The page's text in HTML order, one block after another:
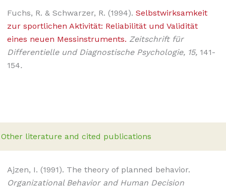
Fuchs, R. & Schwarzer, R. (1994). Selbstwirksamkeit
zur sportlichen Aktivität: Reliabilität und Validität
eines neuen Messinstruments. Zeitschrift für
Differentielle und Diagnostische Psychologie, 15, 141-
154.
Other literature and cited publications
Ajzen, I. (1991). The theory of planned behavior.
Organizational Behavior and Human Decision